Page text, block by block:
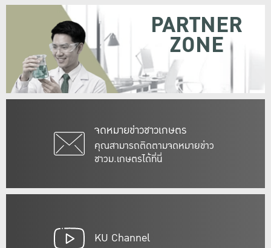
จดหมายข่าวชาวเกษตร
คุณสามารถติดตามจดหมายข่าว
ชาวม.เกษตรได้ที่นี่
PARTNER
ZONE
KU Channel